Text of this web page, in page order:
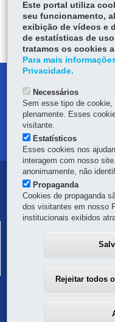
PERGUNTAS
DEIXE SUA OPINIÃO
MAPA DO SITE
OUVIDORIA
Navegação
principal
SISTEMA
Este portal utiliza
seu funcionamento,
exibição de vídeos e
de estatísticas de
tratamos os cookies
Para mais
Privacidade.
Necessários
Sem esse tipo de
plenamente. Esses
visitante.
Estatísticos
Esses cookies nos
interagem com nosso
anonimamente, não
Propaganda
Cookies de propaganda
dos visitantes em nosso
institucionais exibidos
Rejeitar todos